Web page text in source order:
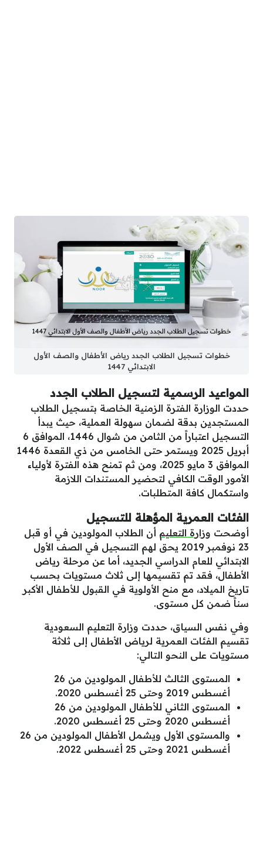
خطوات تسجيل الطلاب الجدد رياض الأطفال والصف الأول
الابتدائي 1447
المواعيد الرسمية لتسجيل الطلاب الجدد
حددت الوزارة الفترة الزمنية الخاصة بتسجيل الطلاب
المستجدين بدقة لضمان سهولة العملية، حيث يبدأ
التسجيل اعتباراً من الثامن من شوال 1446، الموافق 6
أبريل 2025 ويستمر حتى الخامس من ذي القعدة 1446
الموافق 3 مايو 2025، ومن ثم تمنح هذه الفترة لأولياء
الأمور الوقت الكافي لتحضير المستندات اللازمة
واستكمال كافة المتطلبات.
الفئات العمرية المؤهلة للتسجيل
أوضحت وزارة التعليم أن الطلاب المولودين في أو قبل
23 نوفمبر 2019 يحق لهم التسجيل في الصف الأول
الابتدائي للعام الدراسي الجديد، أما عن مرحلة رياض
الأطفال، فقد تم تقسيمها إلى ثلاث مستويات بحسب
تاريخ الميلاد، مع منح الأولوية في القبول للأطفال الأكبر
سناً ضمن كل مستوى.
وفي نفس السياق، حددت وزارة التعليم السعودية
تقسيم الفئات العمرية لرياض الأطفال إلى ثلاثة
مستويات على النحو التالي:
المستوى الثالث للأطفال المولودين من 26
أغسطس 2019 وحتى 25 أغسطس 2020.
المستوى الثاني للأطفال المولودين من 26
أغسطس 2020 وحتى 25 أغسطس 2020.
والمستوى الأول ويشمل الأطفال المولودين من 26
أغسطس 2021 وحتى 25 أغسطس 2022.